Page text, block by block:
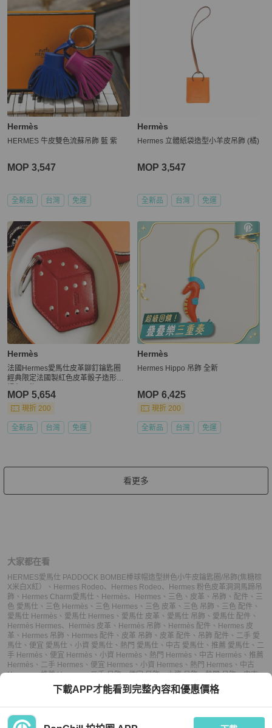
Hermès
HERMES 牛皮雙色流蘇吊飾 藍 紫
MOP 3,547
全新品 台灣 免運
Hermès
Hermes 立體紙袋造型小羊皮吊飾 (橘)
MOP 3,547
全新品 台灣 免運
Hermès
法國Hermes愛馬仕皮革鉚釘鑰匙圈
經典限定法國製紅色皮革骰子造形手
MOP 5,654
現折 200
全新品 台灣 免運
Hermès
Hermes Hippo 吊飾 全新
MOP 6,425
現折 200
全新品 台灣 免運
看更多
大家都在看
HERMES愛馬仕 PADDOCK BOMBE棒球帽造型拼色小牛皮鑰匙圈/吊飾(焦糖棕
X米白X紅）
、 Hermes Rodeo、 Hermes Rodeo、 Hermes 粉色皮革洞洞馬蹄吊
飾 、 Hermes Charm愛馬仕 、 Hermès、 Hermes 、 三色 、 皮革 、 吊飾 、 配件 、 三
色 愛馬仕 、 三色 Hermès 、 三色 Hermes 、 三色 皮革 、 三色 吊飾 、 三色 配件 、
愛馬仕 Hermès 、 愛馬仕 Hermes 、 愛馬仕 皮革 、 愛馬仕 吊飾 、 愛馬仕 配件 、
Hermès Hermes、 Hermès 皮革 、 Hermès 吊飾 、 Hermès 配件 、 Hermes 皮
革 、 Hermes 吊飾 、 Hermes 配件 、 皮革 吊飾 、 皮革 配件 、 吊飾 配件 、 二手 愛
馬仕 、 便宜 愛馬仕 、 小資 愛馬仕 、 熱門 愛馬仕 、 中古 愛馬仕 、 推薦 愛馬仕 、 二
手 Hermès 、 便宜 Hermès 、 小資 Hermès 、 熱門 Hermès 、 中古 Hermès 、 推薦
Hermès 、 二手 Hermes 、 便宜 Hermes 、 小資 Hermes 、 熱門 Hermes 、 中古
Hermes、推薦 Hermes、二手 吊飾、便宜 吊飾、小資 吊飾、熱門 吊飾、中古
推薦 吊飾、二手 配件 、便宜 配件、小資 配件、熱門 配件、
下載APP才能看到完整內容和優惠價格